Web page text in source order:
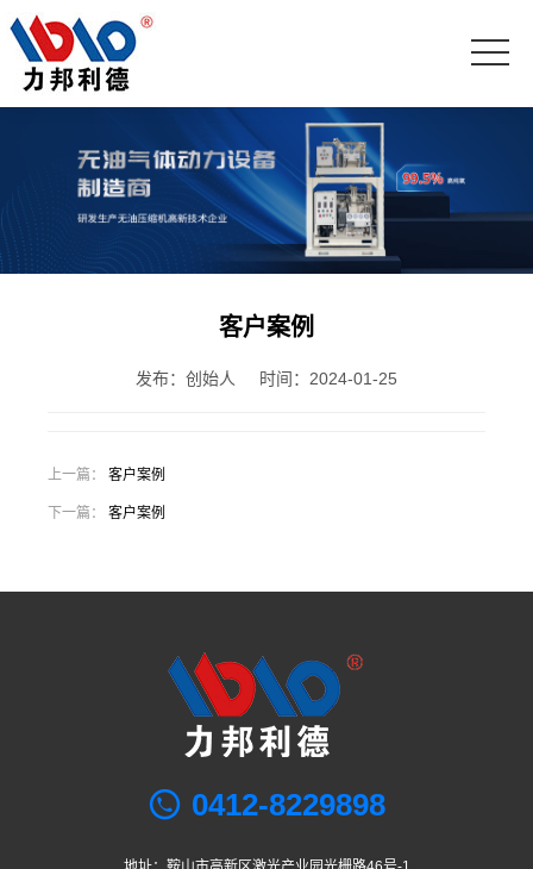
客户案例
发布：创始人 时间：2024-01-25
上一篇： 客户案例
下一篇： 客户案例
0412-8229898